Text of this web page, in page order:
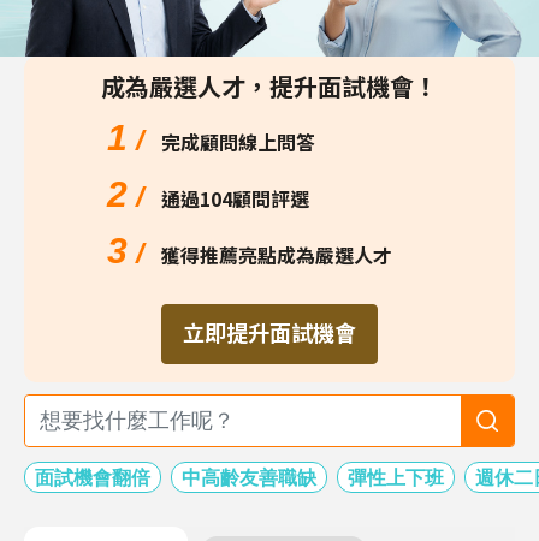
成為嚴選人才，提升面試機會！
1 / 完成顧問線上問答
2 / 通過104顧問評選
3 / 獲得推薦亮點成為嚴選人才
立即提升面試機會
面試機會翻倍 中高齡友善職缺 彈性上下班 週休二